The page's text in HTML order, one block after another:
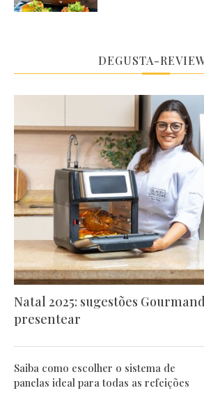
DEGUSTA-
Natal 2025: sugestões
presentear
Saiba como escolher o sistema de
panelas ideal para todas as refeições